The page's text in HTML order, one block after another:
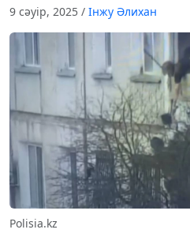
9 сәуір, 2025 / Інжу Әлихан
Polisia.kz